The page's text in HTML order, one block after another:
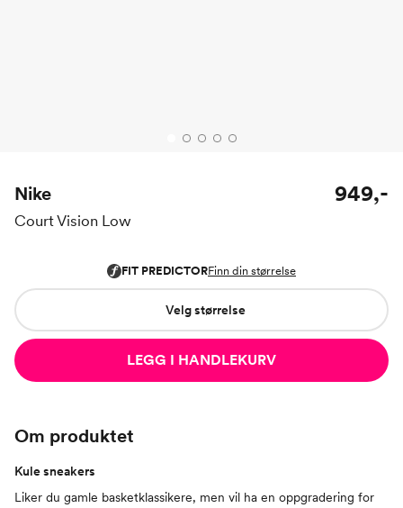
Nike
Court Vision Low
949,-
Velg størrelse
LEGG I HANDLEKURV
Om produktet
Kule sneakers
Liker du gamle basketklassikere, men vil ha en oppgradering for